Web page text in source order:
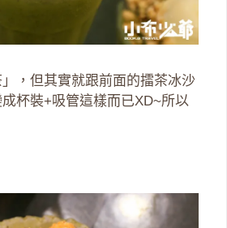
，但其實就跟前面的擂茶冰沙
杯裝+吸管這樣而已XD~所以